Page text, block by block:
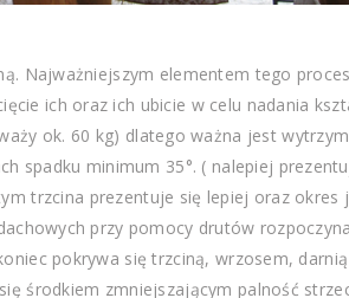
Najważniejszym elementem tego
ich oraz ich ubicie w celu nadania
ok. 60 kg) dlatego ważna jest
spadku minimum 35°. ( nalepiej
trzcina prezentuje się lepiej oraz okres
przy pomocy drutów
pokrywa się trzciną, wrzosem,
środkiem zmniejszającym palność